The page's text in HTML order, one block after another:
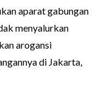
aparat gabungan
menyalurkan
arogansi
di Jakarta,